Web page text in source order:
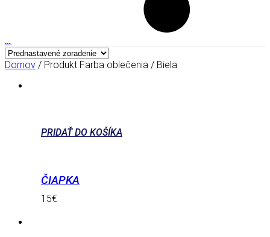
…
Domov / Produkt Farba oblečenia / Biela
PRIDAŤ DO KOŠÍKA
ČIAPKA
15€